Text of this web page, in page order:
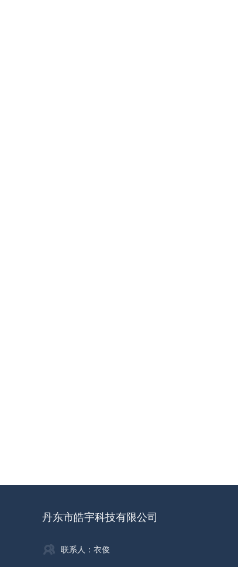
丹东市皓宇科技有限公司
联系人：衣俊